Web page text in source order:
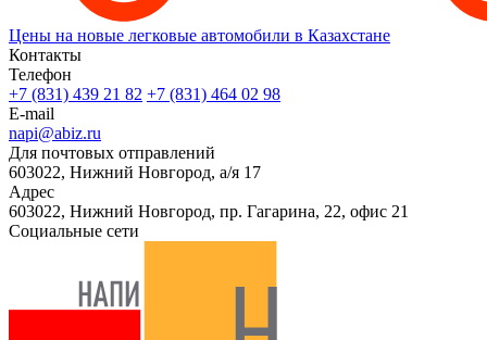
Цены на новые легковые автомобили в Казахстане
Контакты
Телефон
+7 (831) 439 21 82 +7 (831) 464 02 98
E-mail
napi@abiz.ru
Для почтовых отправлений
603022, Нижний Новгород, а/я 17
Адрес
603022, Нижний Новгород, пр. Гагарина, 22, офис 21
Социальные сети